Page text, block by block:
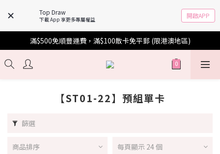
Top Draw
下載 App 享更多專屬權益 開啟APP
滿$500免順豐運費，滿$100散卡免平郵 (限港澳地區)
【ST01-22】預組單卡
篩選
商品排序 每頁顯示 24 個